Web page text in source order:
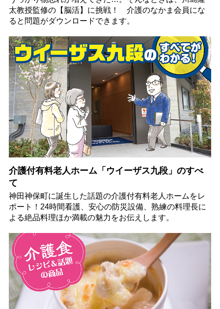
太教授監修の【脳活】に挑戦！ 介護のなかま会員にな
ると問題がダウンロードできます。
介護付有料老人ホーム「ウイーザス九段」のすべ
て
神田神保町に誕生した話題の介護付有料老人ホームをレ
ポート！24時間看護、安心の防災設備、熟練の料理長に
よる絶品料理ほか満載の魅力をお伝えします。